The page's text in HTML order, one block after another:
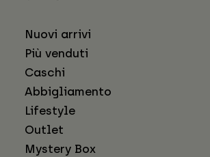
Nuovi arrivi
Più venduti
Caschi
Abbigliamento
Lifestyle
Outlet
Mystery Box